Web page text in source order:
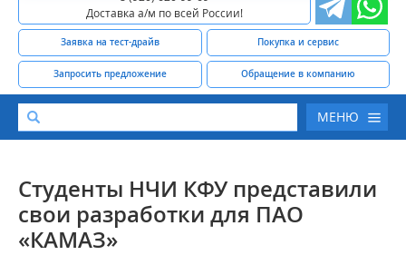
Доставка а/м по всей России!
Заявка на тест-драйв Покупка и сервис
Запросить предложение Обращение в компанию
МЕНЮ
КАТАЛОГ АВТОТЕХНИКИ
Студенты НЧИ КФУ представили
свои разработки для ПАО
«КАМАЗ»